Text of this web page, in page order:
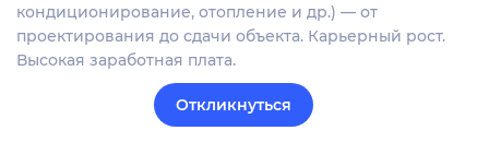
кондиционирование, отопление и др.) — от
проектирования до сдачи объекта. Карьерный рост.
Высокая заработная плата.
Откликнуться